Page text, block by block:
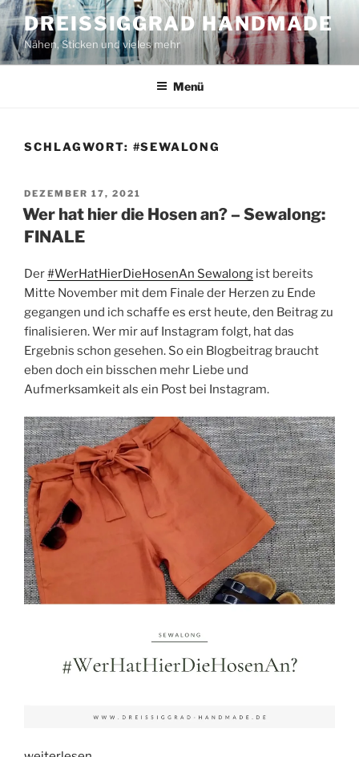
Zum
Inhalt
springen
DREISSIGGRAD HANDMADE
Nähen, Sticken und vieles mehr
Menü
SCHLAGWORT: #SEWALONG
VERÖFFENTLICHT
AM
DEZEMBER 17, 2021
Wer hat hier die Hosen an? – Sewalong:
FINALE
Der#WerHatHierDieHosenAn Sewalong ist bereits
Mitte November mit dem Finale der Herzen zu Ende
gegangen und ich schaffe es erst heute, den Beitrag zu
finalisieren. Wer mir auf Instagram folgt, hat das
Ergebnis schon gesehen. So ein Blogbeitrag braucht
eben doch ein bisschen mehr Liebe und
Aufmerksamkeit als ein Post bei Instagram.